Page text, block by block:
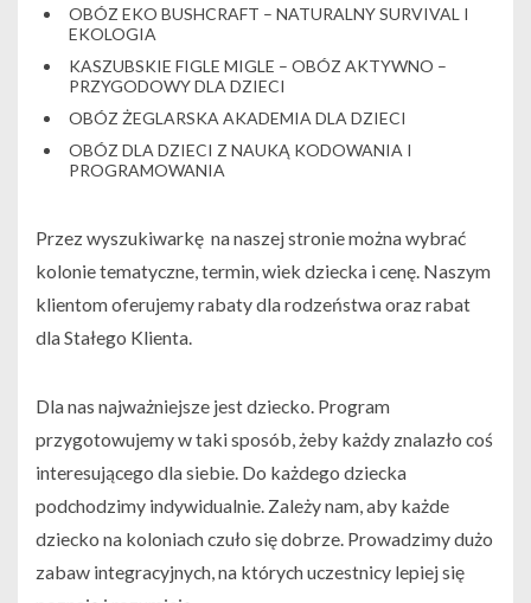
OBÓZ EKO BUSHCRAFT – NATURALNY SURVIVAL I
EKOLOGIA
KASZUBSKIE FIGLE MIGLE – OBÓZ AKTYWNO –
PRZYGODOWY DLA DZIECI
OBÓZ ŻEGLARSKA AKADEMIA DLA DZIECI
OBÓZ DLA DZIECI Z NAUKĄ KODOWANIA I
PROGRAMOWANIA
Przez wyszukiwarkę na naszej stronie można wybrać
kolonie tematyczne, termin, wiek dziecka i cenę. Naszym
klientom oferujemy rabaty dla rodzeństwa oraz rabat
dla Stałego Klienta.
Dla nas najważniejsze jest dziecko. Program
przygotowujemy w taki sposób, żeby każdy znalazło coś
interesującego dla siebie. Do każdego dziecka
podchodzimy indywidualnie. Zależy nam, aby każde
dziecko na koloniach czuło się dobrze. Prowadzimy dużo
zabaw integracyjnych, na których uczestnicy lepiej się